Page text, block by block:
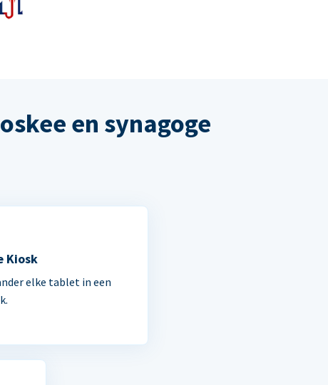
en synagoge
Kiosk
elke tablet in een